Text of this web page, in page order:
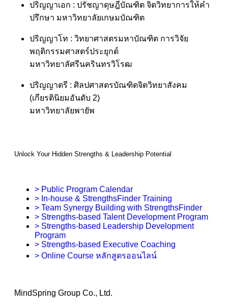
ปริญญาเอก : ปรัชญาดุษฎีบัณฑิต จิตวิทยาการให้คำ
ปรึกษา มหาวิทยาลัยเกษมบัณฑิต
ปริญญาโท : วิทยาศาสตรมหาบัณฑิต การวิจัย
พฤติกรรมศาสตร์ประยุกต์
มหาวิทยาลัศรีนครินทรวิโรฒ
ปริญญาตรี : ศิลปศาสตรบัณฑิตจิตวิทยาสังคม
(เกียรตินิยมอันดับ 2)
มหาวิทยาลัยพายัพ
Unlock Your Hidden Strengths & Leadership Potential
> Public Program Calendar
> In-house & StrengthsFinder Training
> Team Synergy Building with StrengthsFinder
> Strengths-based Talent Development Program
> Strengths-based Leadership Development
Program
> Strengths-based Executive Coaching
> Online Course หลักสูตรออนไลน์
MindSpring Group Co., Ltd.